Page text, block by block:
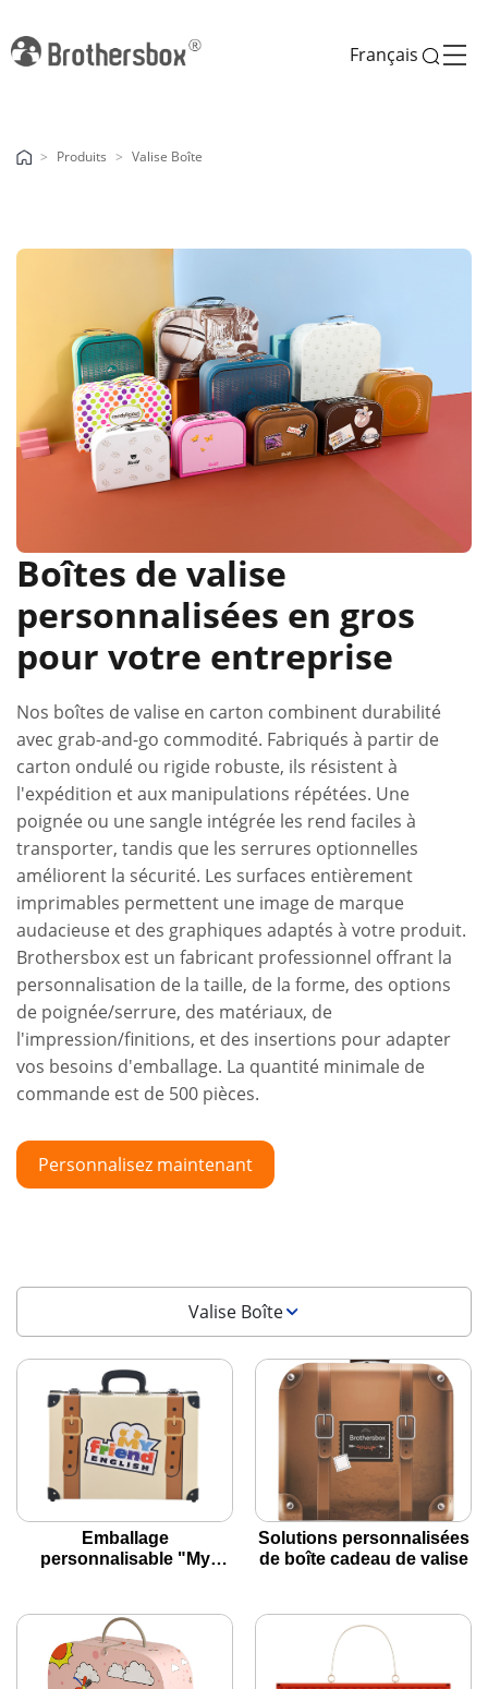
Français
Produits Valise Boîte
Boîtes de valise
personnalisées en gros
pour votre entreprise
Nos boîtes de valise en carton combinent durabilité
avec grab-and-go commodité. Fabriqués à partir de
carton ondulé ou rigide robuste, ils résistent à
l'expédition et aux manipulations répétées. Une
poignée ou une sangle intégrée les rend faciles à
transporter, tandis que les serrures optionnelles
améliorent la sécurité. Les surfaces entièrement
imprimables permettent une image de marque
audacieuse et des graphiques adaptés à votre produit.
Brothersbox est un fabricant professionnel offrant la
personnalisation de la taille, de la forme, des options
de poignée/serrure, des matériaux, de
l'impression/finitions, et des insertions pour adapter
vos besoins d'emballage. La quantité minimale de
commande est de 500 pièces.
Personnalisez maintenant
Valise Boîte
Emballage
personnalisable "My
Solutions personnalisées
de boîte cadeau de valise